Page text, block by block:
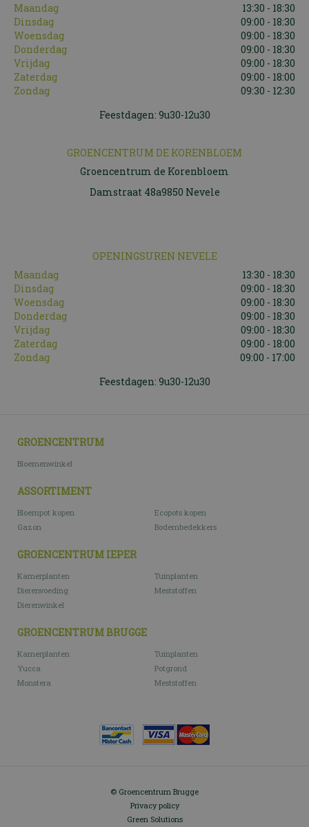
Maandag
13:30 - 18:30
Dinsdag
09:00 - 18:30
Woensdag
09:00 - 18:30
Donderdag
09:00 - 18:30
Vrijdag
09:00 - 18:30
Zaterdag
09:00 - 18:00
Zondag
09:30 - 12:30
Feestdagen: 9u30-12u30
GROENCENTRUM DE KORENBLOEM
Groencentrum de Korenbloem
Damstraat 48a9850 Nevele
OPENINGSUREN NEVELE
Maandag
13:30 - 18:30
Dinsdag
09:00 - 18:30
Woensdag
09:00 - 18:30
Donderdag
09:00 - 18:30
Vrijdag
09:00 - 18:30
Zaterdag
09:00 - 18:00
Zondag
09:00 - 17:00
Feestdagen: 9u30-12u30
GROENCENTRUM
Bloemenwinkel
ASSORTIMENT
Bloempot kopen
Ecopots kopen
Gazon
Bodembedekkers
GROENCENTRUM IEPER
Kamerplanten
Tuinplanten
Dierenvoeding
Meststoffen
Dierenwinkel
GROENCENTRUM BRUGGE
Kamerplanten
Tuinplanten
Yucca
Potgrond
Monstera
Meststoffen
© Groencentrum Brugge
Privacy policy
Green Solutions